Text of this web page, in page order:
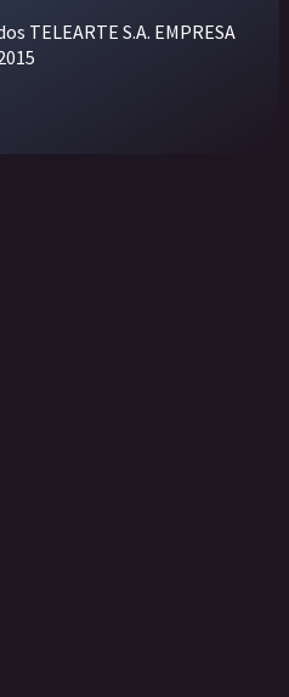
TELEARTE S.A. EMPRESA